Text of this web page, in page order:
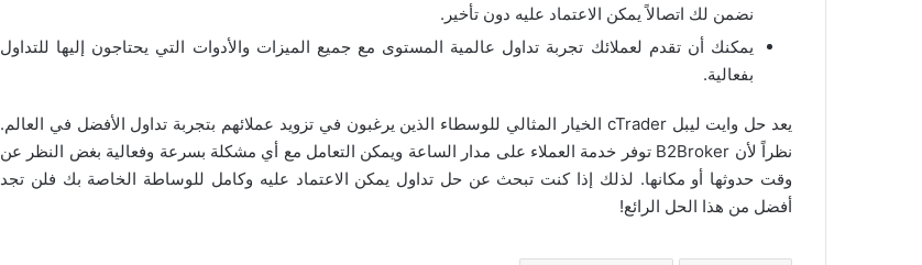
نضمن لك اتصالاً يمكن الاعتماد عليه دون تأخير.
يمكنك أن تقدم لعملائك تجربة تداول عالمية المستوى مع جميع الميزات والأدوات التي يحتاجون إليها للتداول
بفعالية.
يعد حل وايت ليبل cTrader الخيار المثالي للوسطاء الذين يرغبون في تزويد عملائهم بتجربة تداول الأفضل في العالم.
نظراً لأن B2Broker توفر خدمة العملاء على مدار الساعة ويمكن التعامل مع أي مشكلة بسرعة وفعالية بغض النظر عن
وقت حدوثها أو مكانها. لذلك إذا كنت تبحث عن حل تداول يمكن الاعتماد عليه وكامل للوساطة الخاصة بك فلن تجد
أفضل من هذا الحل الرائع!